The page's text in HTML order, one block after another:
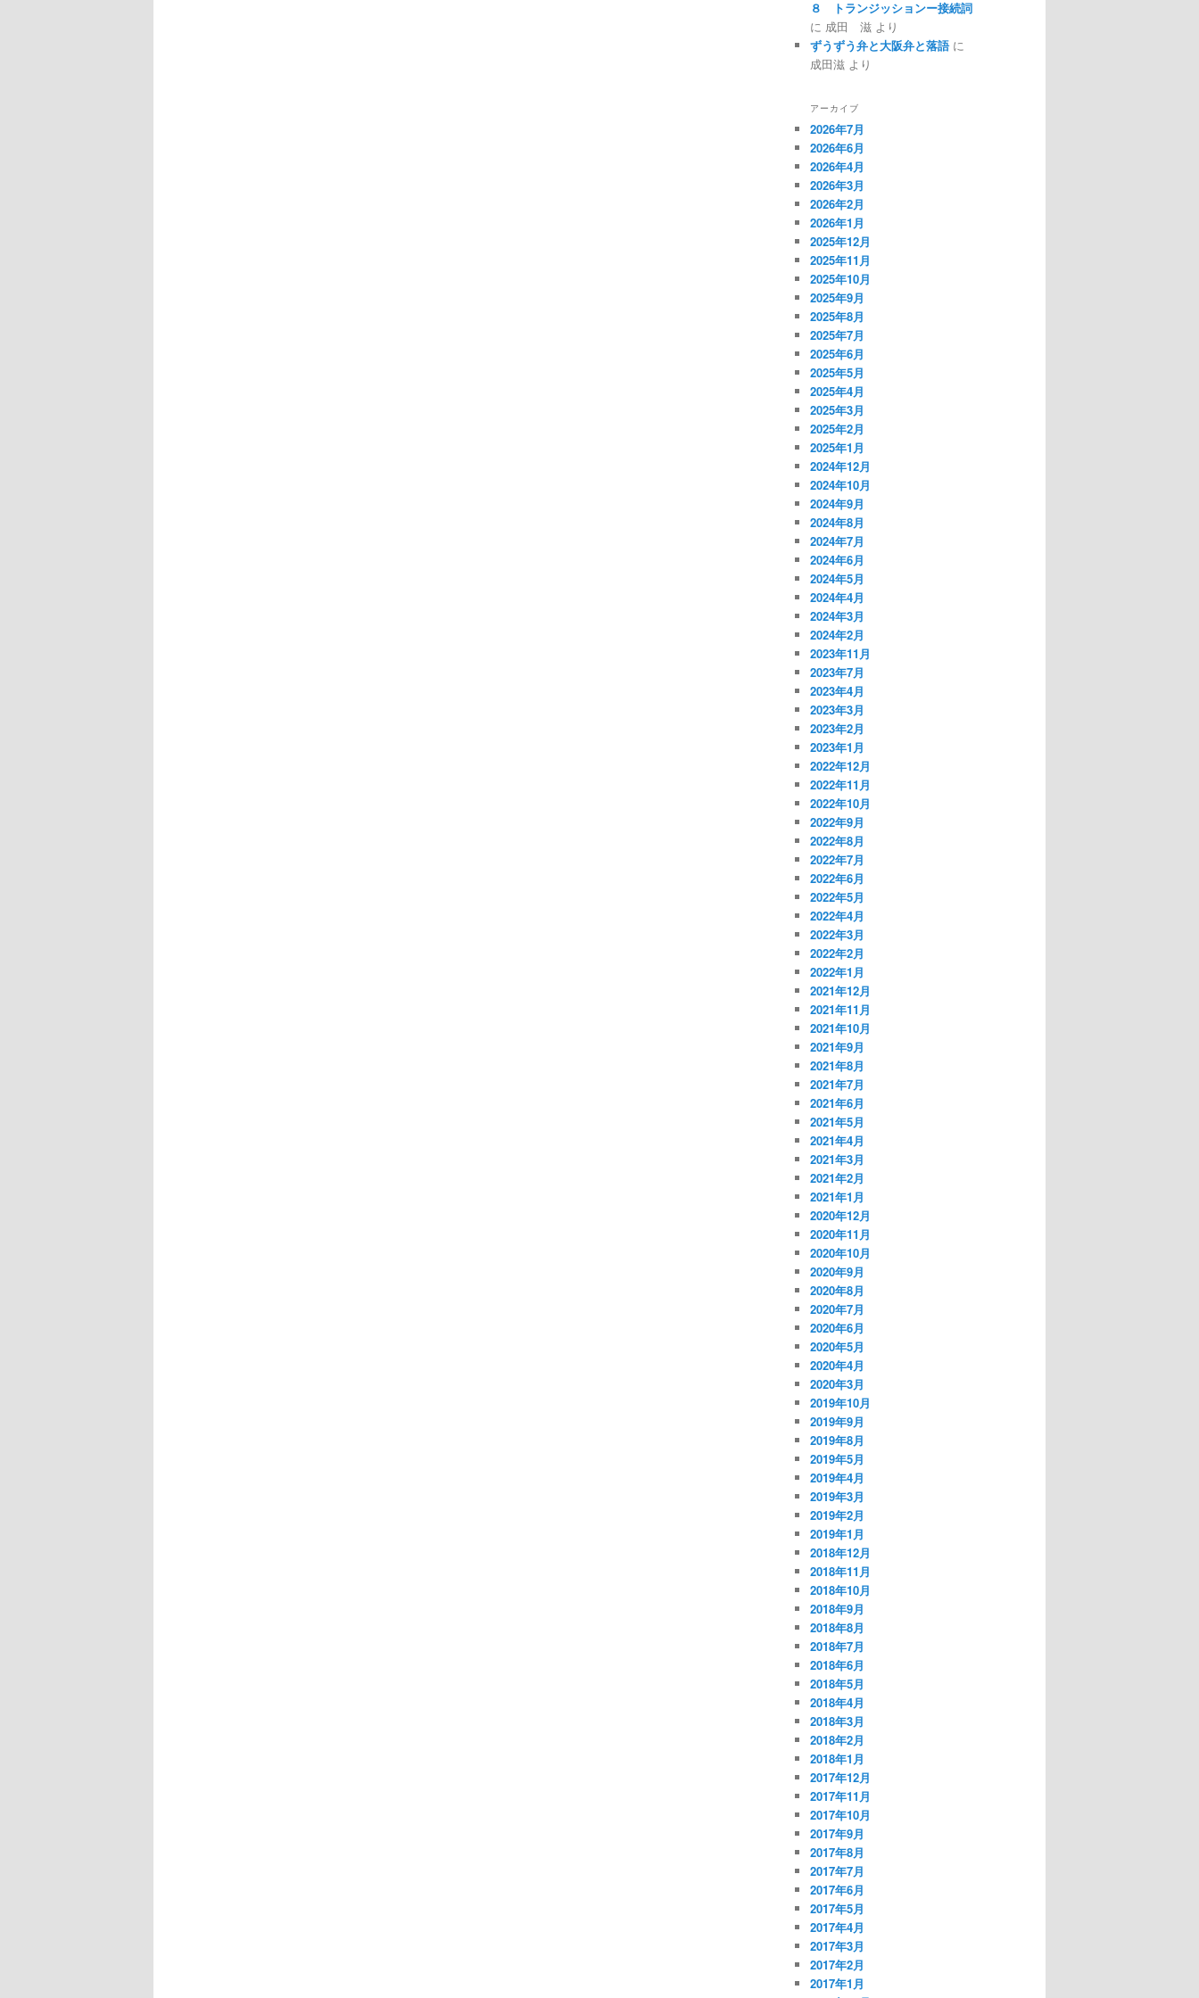
８ トランジッションー接続詞
に 成田 滋 より
ずうずう弁と大阪弁と落語に
成田滋 より
アーカイブ
2026年7月
2026年6月
2026年4月
2026年3月
2026年2月
2026年1月
2025年12月
2025年11月
2025年10月
2025年9月
2025年8月
2025年7月
2025年6月
2025年5月
2025年4月
2025年3月
2025年2月
2025年1月
2024年12月
2024年10月
2024年9月
2024年8月
2024年7月
2024年6月
2024年5月
2024年4月
2024年3月
2024年2月
2023年11月
2023年7月
2023年4月
2023年3月
2023年2月
2023年1月
2022年12月
2022年11月
2022年10月
2022年9月
2022年8月
2022年7月
2022年6月
2022年5月
2022年4月
2022年3月
2022年2月
2022年1月
2021年12月
2021年11月
2021年10月
2021年9月
2021年8月
2021年7月
2021年6月
2021年5月
2021年4月
2021年3月
2021年2月
2021年1月
2020年12月
2020年11月
2020年10月
2020年9月
2020年8月
2020年7月
2020年6月
2020年5月
2020年4月
2020年3月
2019年10月
2019年9月
2019年8月
2019年5月
2019年4月
2019年3月
2019年2月
2019年1月
2018年12月
2018年11月
2018年10月
2018年9月
2018年8月
2018年7月
2018年6月
2018年5月
2018年4月
2018年3月
2018年2月
2018年1月
2017年12月
2017年11月
2017年10月
2017年9月
2017年8月
2017年7月
2017年6月
2017年5月
2017年4月
2017年3月
2017年2月
2017年1月